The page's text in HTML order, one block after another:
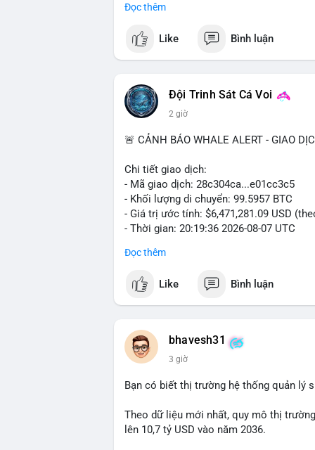
$cro
#vlikevn #titanbot
Đọc thêm
Like Bình luận
Đội Trinh Sát Cá Voi
2 giờ
🚨 CẢNH BÁO WHALE ALERT - GIAO
Chi tiết giao dịch:
- Mã giao dịch: 28c304ca...e01cc3c5
- Khối lượng di chuyển: 99.5957 BTC
- Giá trị ước tính: $6,471,281.09 USD
- Thời gian: 20:19:36 2026-08-07 UTC
Nhận định phân tích: Khối lượng 99.6
thường gặp ở hai kịch bản: cá voi nạp
hoặc chuyển sang ví lạnh nhằm tích
BTC vào ví nóng sàn, khả năng cao là
hoạt động, đó là tín hiệu gom hàng chiến
tránh hành động theo cảm xúc. Xác
#99dot6btc #capvoichuyentien
Đọc thêm
Like Bình luận
bhavesh31
3 giờ
Bạn có biết thị trường hệ thống quản lý
Theo dữ liệu mới nhất, quy mô thị
lên 10,7 tỷ USD vào năm 2036.